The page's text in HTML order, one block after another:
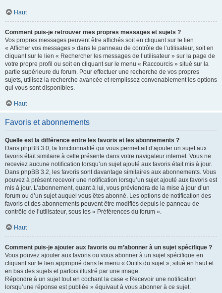
Haut
Comment puis-je retrouver mes propres messages et sujets ?
Vos propres messages peuvent être affichés soit en cliquant sur le lien
« Afficher vos messages » dans le panneau de contrôle de l’utilisateur, soit en
cliquant sur le lien « Rechercher les messages de l’utilisateur » sur la page de
votre propre profil ou soit en cliquant sur le menu « Raccourcis » situé sur la
partie supérieure du forum. Pour effectuer une recherche de vos propres
sujets, utilisez la recherche avancée et remplissez convenablement les options
qui vous sont disponibles.
Haut
Favoris et abonnements
Quelle est la différence entre les favoris et les abonnements ?
Dans phpBB 3.0, la fonctionnalité qui vous permettait d’ajouter un sujet aux
favoris était similaire à celle présente dans votre navigateur internet. Vous ne
receviez aucune notification lorsqu’un sujet ajouté aux favoris était mis à jour.
Dans phpBB 3.2, les favoris sont davantage similaires aux abonnements. Vous
pouvez à présent recevoir une notification lorsqu’un sujet ajouté aux favoris est
mis à jour. L’abonnement, quant à lui, vous préviendra de la mise à jour d’un
forum ou d’un sujet auquel vous êtes abonné. Les options de notification des
favoris et des abonnements peuvent être modifiés depuis le panneau de
contrôle de l’utilisateur, sous les « Préférences du forum ».
Haut
Comment puis-je ajouter aux favoris ou m’abonner à un sujet spécifique ?
Vous pouvez ajouter aux favoris ou vous abonner à un sujet spécifique en
cliquant sur le lien approprié dans le menu « Outils du sujet », situé en haut et
en bas des sujets et parfois illustré par une image.
Répondre à un sujet tout en cochant la case « Recevoir une notification
lorsqu’une réponse est publiée » équivaut à vous abonner à ce sujet.